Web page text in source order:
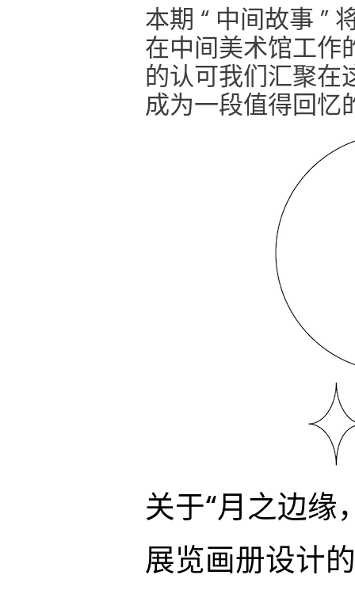
本期 “ 中间故事 ”
在中间美术馆工作
的认可我们汇聚在
成为一段值得回忆
关于“月之边缘
展览画册设计